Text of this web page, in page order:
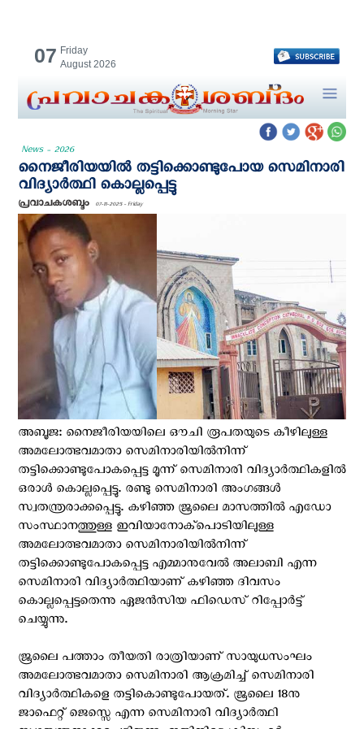
07 Friday
August 2026
News - 2026
നൈജീരിയയിൽ തട്ടിക്കൊണ്ടുപോയ സെമിനാരി
വിദ്യാര്‍ത്ഥി കൊല്ലപ്പെട്ടു
പ്രവാചകശബ്ദം 07-11-2025 - Friday
അബൂജ: നൈജീരിയയിലെ ഔചി രൂപതയുടെ കീഴിലുള്ള
അമലോത്ഭവമാതാ സെമിനാരിയിൽനിന്ന്
തട്ടിക്കൊണ്ടുപോകപ്പെട്ട മൂന്ന് സെമിനാരി വിദ്യാര്‍ത്ഥികളില്‍
ഒരാൾ കൊല്ലപ്പെട്ടു. രണ്ടു സെമിനാരി അംഗങ്ങള്‍
സ്വതന്ത്രരാക്കപ്പെട്ടു. കഴിഞ്ഞ ജൂലൈ മാസത്തില്‍ എഡോ
സംസ്ഥാനത്തുള്ള ഇവിയാനോക്പൊടിയിലുള്ള
അമലോത്ഭവമാതാ സെമിനാരിയിൽനിന്ന്
തട്ടിക്കൊണ്ടുപോകപ്പെട്ട എമ്മാനുവേൽ അലാബി എന്ന
സെമിനാരി വിദ്യാര്‍ത്ഥിയാണ് കഴിഞ്ഞ ദിവസം
കൊല്ലപ്പെട്ടതെന്നു ഏജന്‍സിയ ഫിഡെസ് റിപ്പോര്‍ട്ട്
ചെയ്യുന്നു.
ജൂലൈ പത്താം തീയതി രാത്രിയാണ് സായുധസംഘം
അമലോത്ഭവമാതാ സെമിനാരി ആക്രമിച്ച് സെമിനാരി
വിദ്യാര്‍ത്ഥികളെ തട്ടികൊണ്ടുപോയത്. ജൂലൈ 18നു
ജാഫെറ്റ് ജെസ്സെ എന്ന സെമിനാരി വിദ്യാര്‍ത്ഥി